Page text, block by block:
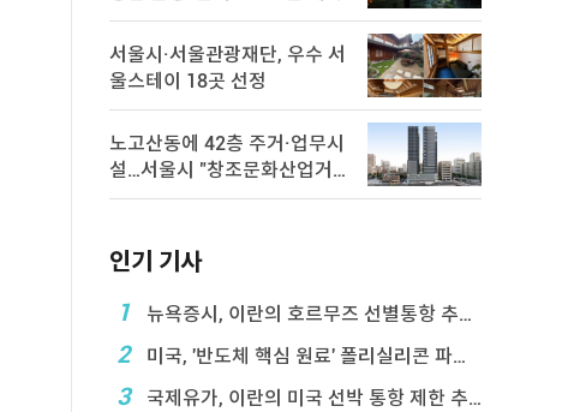
서울시·서울관광재단, 우수 서
울스테이 18곳 선정
노고산동에 42층 주거·업무시
설…서울시 "창조문화산업거
점 육성"
인기 기사
1
뉴욕증시, 이란의 호르무즈 선별통항 추진에 하락
2 미국, '반도체 핵심 원료' 폴리실리콘 파생상품에 ...
3 국제유가, 이란의 미국 선박 통항 제한 추진에 상승